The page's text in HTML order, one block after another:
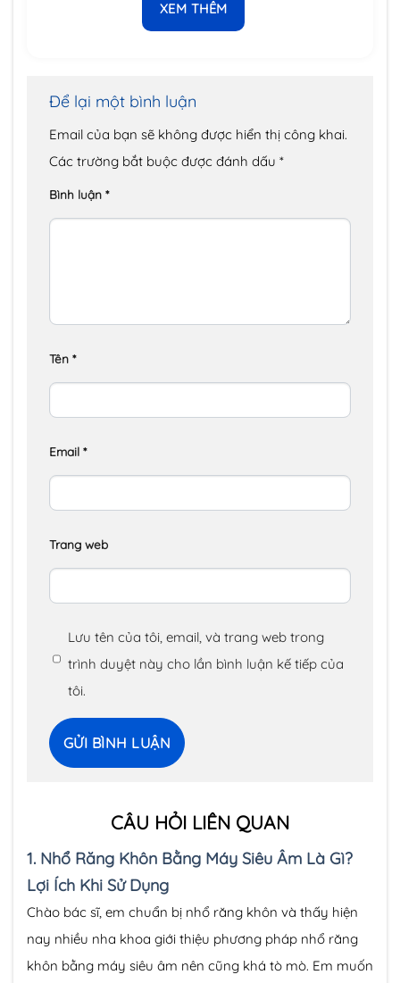
XEM THÊM
Để lại một bình luận
Email của bạn sẽ không được hiển thị công khai.
Các trường bắt buộc được đánh dấu *
Bình luận *
Tên *
Email *
Trang web
Lưu tên của tôi, email, và trang web trong
trình duyệt này cho lần bình luận kế tiếp của
tôi.
CÂU HỎI LIÊN QUAN
1. Nhổ Răng Khôn Bằng Máy Siêu Âm Là Gì?
Lợi Ích Khi Sử Dụng
Chào bác sĩ, em chuẩn bị nhổ răng khôn và thấy hiện
nay nhiều nha khoa giới thiệu phương pháp nhổ răng
khôn bằng máy siêu âm nên cũng khá tò mò. Em muốn